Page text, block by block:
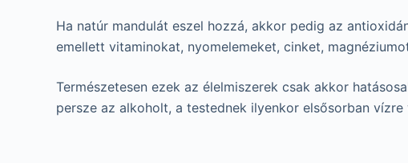
Ha natúr mandulát eszel hozzá, akkor pedig az
emellett vitaminokat, nyomelemeket, cinket,
Természetesen ezek az élelmiszerek csak akkor
persze az alkoholt, a testednek ilyenkor elsősorban vízre